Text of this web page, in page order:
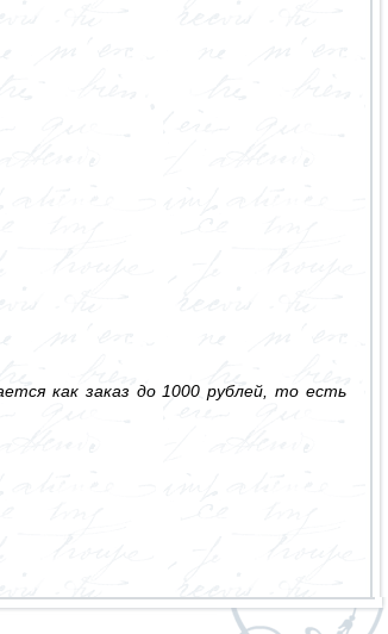
как заказ до 1000 рублей, то есть